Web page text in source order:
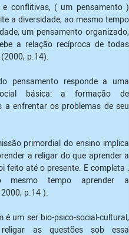
e conflitivas, ( um pensamento )
a diversidade, ao mesmo tempo
um pensamento organizado,
a relação recíproca de todas
pensamento responde a uma
básica: a formação de
a enfrentar os problemas de seu
primordial do ensino implica
a religar do que aprender a
feito até o presente. E completa :
mesmo tempo aprender a
p.14 ).
é um ser bio-psico-social-cultural,
as questões sob essa